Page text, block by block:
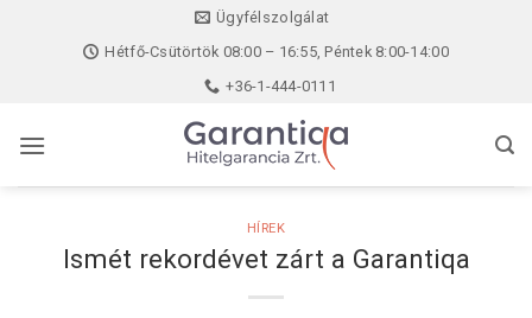
Ügyfélszolgálat
Hétfő-Csütörtök 08:00 – 16:55, Péntek 8:00-14:00
+36-1-444-0111
HÍREK
Ismét rekordévet zárt a Garantiqa